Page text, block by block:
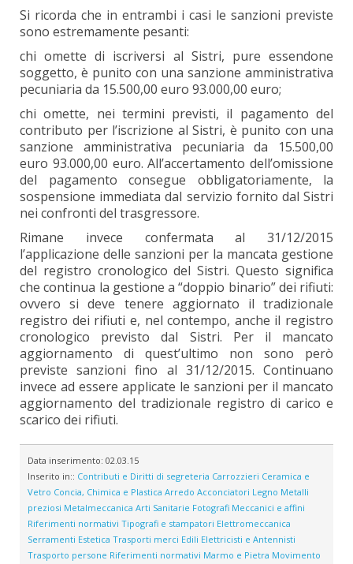
Si ricorda che in entrambi i casi le sanzioni previste
sono estremamente pesanti:
chi omette di iscriversi al Sistri, pure essendone
soggetto, è punito con una sanzione amministrativa
pecuniaria da 15.500,00 euro 93.000,00 euro;
chi omette, nei termini previsti, il pagamento del
contributo per l’iscrizione al Sistri, è punito con una
sanzione amministrativa pecuniaria da 15.500,00
euro 93.000,00 euro. All’accertamento dell’omissione
del pagamento consegue obbligatoriamente, la
sospensione immediata dal servizio fornito dal Sistri
nei confronti del trasgressore.
Rimane invece confermata al 31/12/2015
l’applicazione delle sanzioni per la mancata gestione
del registro cronologico del Sistri. Questo significa
che continua la gestione a “doppio binario” dei rifiuti:
ovvero si deve tenere aggiornato il tradizionale
registro dei rifiuti e, nel contempo, anche il registro
cronologico previsto dal Sistri. Per il mancato
aggiornamento di quest’ultimo non sono però
previste sanzioni fino al 31/12/2015. Continuano
invece ad essere applicate le sanzioni per il mancato
aggiornamento del tradizionale registro di carico e
scarico dei rifiuti.
Data inserimento: 02.03.15
Inserito in:: Contributi e Diritti di segreteria Carrozzieri Ceramica e
Vetro Concia, Chimica e Plastica Arredo Acconciatori Legno Metalli
preziosi Metalmeccanica Arti Sanitarie Fotografi Meccanici e affini
Riferimenti normativi Tipografi e stampatori Elettromeccanica
Serramenti Estetica Trasporti merci Edili Elettricisti e Antennisti
Trasporto persone Riferimenti normativi Marmo e Pietra Movimento